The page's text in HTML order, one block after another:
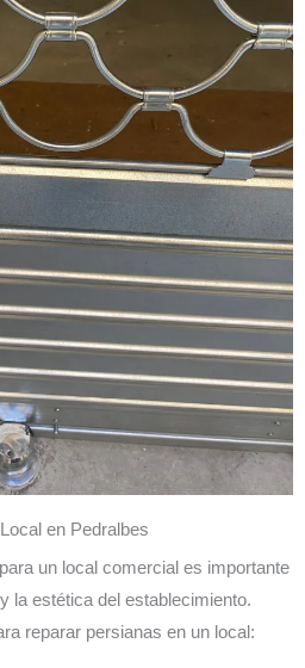
en Pedralbes
un local comercial es importante
la estética del establecimiento.
reparar persianas en un local: